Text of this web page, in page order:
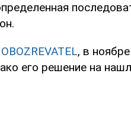
OBOZREVATEL, в
его решение на